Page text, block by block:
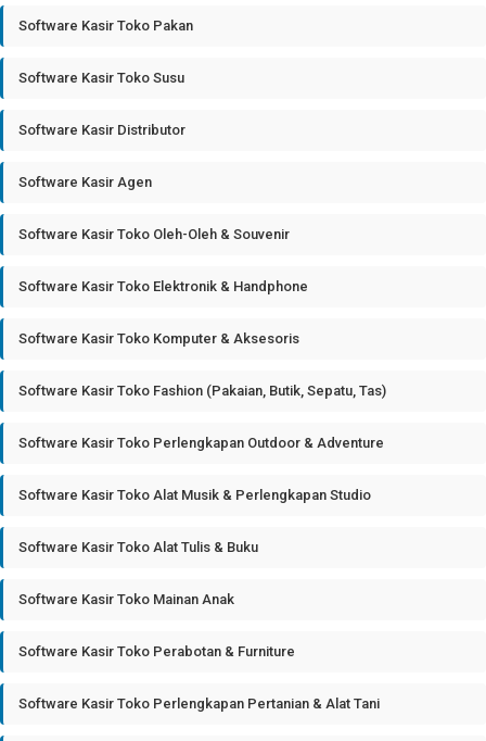
Software Kasir Toko Pakan
Software Kasir Toko Susu
Software Kasir Distributor
Software Kasir Agen
Software Kasir Toko Oleh-Oleh & Souvenir
Software Kasir Toko Elektronik & Handphone
Software Kasir Toko Komputer & Aksesoris
Software Kasir Toko Fashion (Pakaian, Butik, Sepatu, Tas)
Software Kasir Toko Perlengkapan Outdoor & Adventure
Software Kasir Toko Alat Musik & Perlengkapan Studio
Software Kasir Toko Alat Tulis & Buku
Software Kasir Toko Mainan Anak
Software Kasir Toko Perabotan & Furniture
Software Kasir Toko Perlengkapan Pertanian & Alat Tani